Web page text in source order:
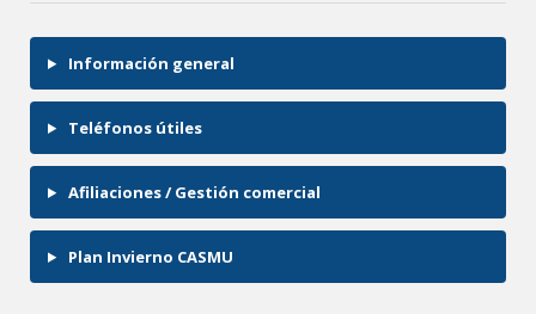
Información general
Teléfonos útiles
Afiliaciones / Gestión comercial
Plan Invierno CASMU